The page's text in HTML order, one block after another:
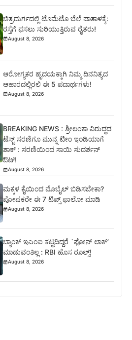
ಚಿತ್ರದುರ್ಗದಲ್ಲಿ ಟೊಮೆಟೊ ಬೆಲೆ ಪಾತಾಳಕ್ಕೆ:
ರಸ್ತೆಗೆ ಫಸಲು ಸುರಿಯುತ್ತಿರುವ ರೈತರು!
August 8, 2026
ಆರೋಗ್ಯಕರ ಹೃದಯಕ್ಕಾಗಿ ನಿಮ್ಮ ದಿನನಿತ್ಯದ
ಆಹಾರದಲ್ಲಿರಲಿ ಈ 5 ಪದಾರ್ಥಗಳು!
August 8, 2026
BREAKING NEWS : ಶ್ರೀಲಂಕಾ ವಿರುದ್ಧದ
ಟೆಸ್ಟ್ ಸರಣಿಗೂ ಮುನ್ನ ಟೀಂ ಇಂಡಿಯಾಗೆ
ಶಾಕ್ : ಸರಣಿಯಿಂದ ಸಾಯಿ ಸುದರ್ಶನ್
ಔಟ್!
August 8, 2026
ಮಕ್ಕಳ ಕೈಯಿಂದ ಮೊಬೈಲ್ ಬಿಡಿಸಬೇಕಾ?
ಪೋಷಕರೇ ಈ 7 ಟಿಪ್ಸ್ ಫಾಲೋ ಮಾಡಿ
August 8, 2026
ಬ್ಯಾಂಕ್ ಇಎಂಐ ಕಟ್ಟದಿದ್ದರೆ `ಫೋನ್ ಲಾಕ್’
ಮಾಡುವಂತಿಲ್ಲ : RBI ಹೊಸ ರೂಲ್ಸ್!
August 8, 2026